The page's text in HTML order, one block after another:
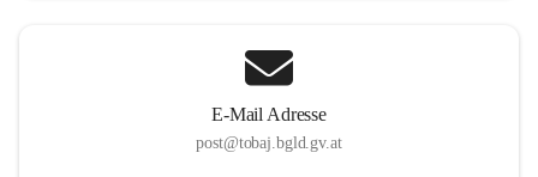
E-Mail Adresse
post@tobaj.bgld.gv.at